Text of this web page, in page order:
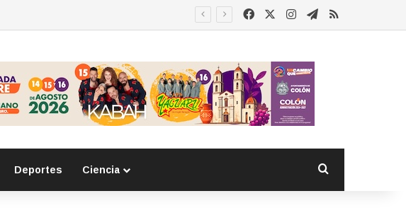
FacebookInstagram
Telegram
RSS
Deportes Ciencia